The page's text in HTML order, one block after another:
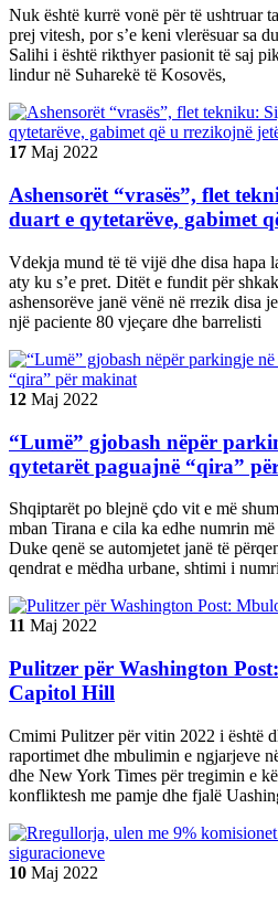
Nuk është kurrë vonë për të ushtruar
prej vitesh, por s’e keni vlerësuar sa
Salihi i është rikthyer pasionit të saj
lindur në Suharekë të Kosovës,
17 Maj 2022
Ashensorët “vrasës”, flet
duart e qytetarëve, gabimet
Vdekja mund të të vijë dhe disa hapa
aty ku s’e pret. Ditët e fundit për
ashensorëve janë vënë në rrezik disa
një paciente 80 vjeçare dhe barrelisti
12 Maj 2022
“Lumë” gjobash nëpër
qytetarët paguajnë “qira”
Shqiptarët po blejnë çdo vit e më
mban Tirana e cila ka edhe numrin
Duke qenë se automjetet janë të
qendrat e mëdha urbane, shtimi i
11 Maj 2022
Pulitzer për Washington
Capitol Hill
Cmimi Pulitzer për vitin 2022 i është
raportimet dhe mbulimin e ngjarjeve
dhe New York Times për tregimin e
konfliktesh me pamje dhe fjalë
10 Maj 2022